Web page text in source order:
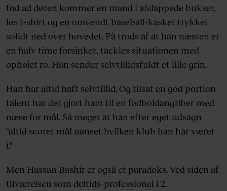
Ind ad døren kommer en mand i afslappede bukser,
løs t-shirt og en omvendt baseball-kasket trykket
solidt ned over hovedet. På trods af at han næsten er
en halv time forsinket, tackles situationen med
ophøjet ro. Han sender selvtillidsfuldt et lille grin.
Han har altid haft selvtillid. Og tilsat en god portion
talent har det gjort ham til en fodboldangriber med
næse for mål. Så meget at han efter eget udsagn
"altid scoret mål uanset hvilken klub han har været
i."
Men Hassan Bashir er også et paradoks. Ved siden af
tilværelsen som deltids-professionel i 2.